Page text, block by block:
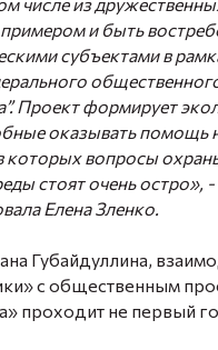
и быть
субъектами в
Проект формирует
оказывать помощь
которых вопросы
стоят очень остро», -
Елена Зленко.
Губайдуллина,
с общественным
проходит не первый